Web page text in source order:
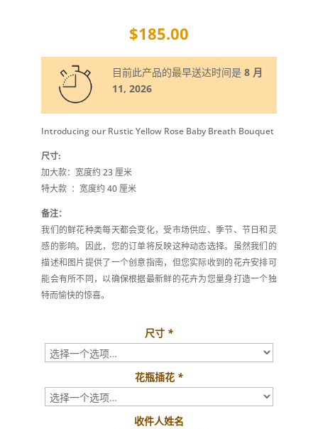
$185.00
目前此产品的最早送达时间是8 月
11, 2026
Introducing our Rustic Yellow Rose Baby Breath Bouquet
尺寸:
加大款：宽度约 23 厘米
特大款 ：宽度约 40 厘米
备注：
我们的鲜花种类每天都会变化，受市场供应、季节、节日和灵
感的影响。因此，您的订单将反映这种动态选择。虽然我们的
描述和图片提供了一个创意指南，但您实际收到的花卉安排可
能会有所不同，以确保根据最新鲜的花卉为您量身打造一个独
特而愉快的惊喜。
尺寸 *
花瓶插花 *
收件人姓名